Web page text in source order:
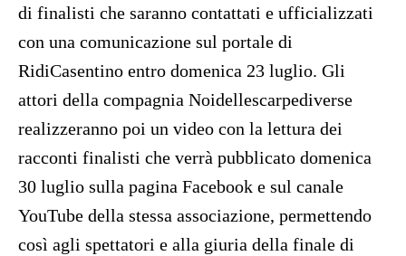
di finalisti che saranno contattati e ufficializzati
con una comunicazione sul portale di
RidiCasentino entro domenica 23 luglio. Gli
attori della compagnia Noidellescarpediverse
realizzeranno poi un video con la lettura dei
racconti finalisti che verrà pubblicato domenica
30 luglio sulla pagina Facebook e sul canale
YouTube della stessa associazione, permettendo
così agli spettatori e alla giuria della finale di